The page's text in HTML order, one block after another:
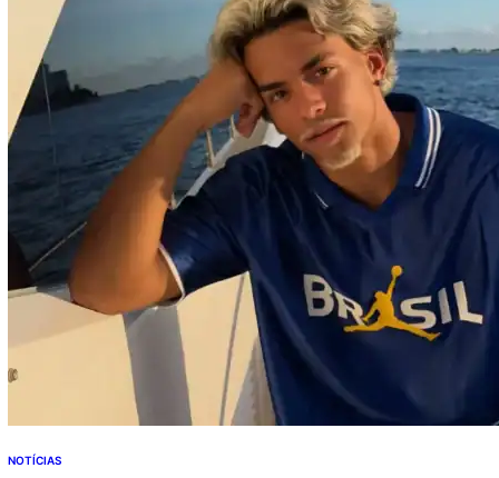
partido quanto na própria família do pré-candidato. ++
Elize Matsunaga: Carro…
NOTÍCIAS